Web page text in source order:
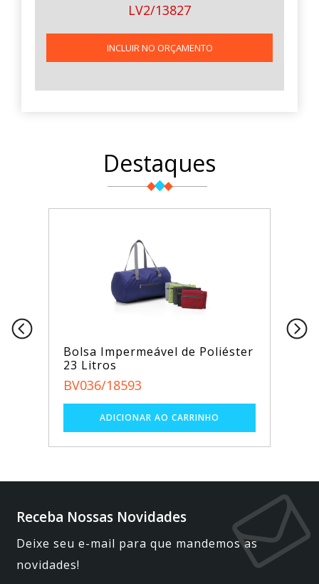
LV2/13827
INCLUIR NO ORÇAMENTO
Destaques
Bolsa Impermeável de Poliéster
23 Litros
BV036/18593
Receba Nossas Novidades
Deixe seu e-mail para que mandemos as
novidades!